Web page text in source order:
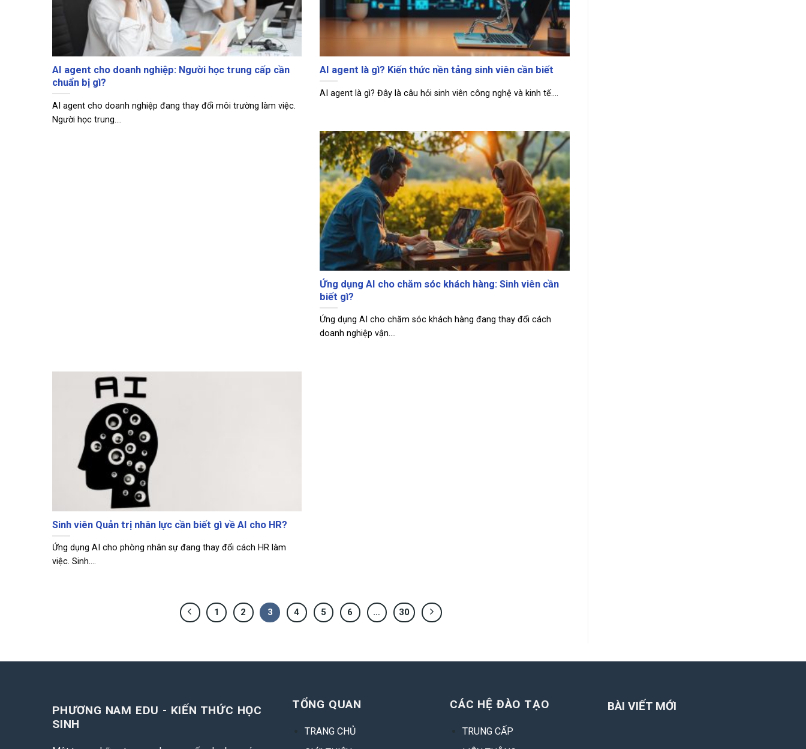
AI agent cho doanh nghiệp: Người học trung cấp cần
chuẩn bị gì?
AI agent cho doanh nghiệp đang thay đổi môi trường làm việc.
Người học trung....
AI agent là gì? Kiến thức nền tảng sinh viên cần biết
AI agent là gì? Đây là câu hỏi sinh viên công nghệ và kinh tế....
Ứng dụng AI cho chăm sóc khách hàng: Sinh viên cần
biết gì?
Ứng dụng AI cho chăm sóc khách hàng đang thay đổi cách
doanh nghiệp vận....
Sinh viên Quản trị nhân lực cần biết gì về AI cho HR?
Ứng dụng AI cho phòng nhân sự đang thay đổi cách HR làm
việc. Sinh....
1 2 3 4 5 6 … 30
PHƯƠNG NAM EDU - KIẾN THỨC HỌC
SINH
TỔNG QUAN
TRANG CHỦ
CÁC HỆ ĐÀO TẠO
TRUNG CẤP
BÀI VIẾT MỚI